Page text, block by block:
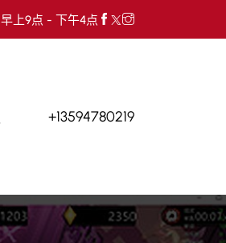
上9点 - 下午4点
+13594780219